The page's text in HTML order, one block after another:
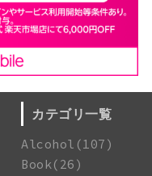
カテゴリ一覧
Alcohol(107)
Book(26)